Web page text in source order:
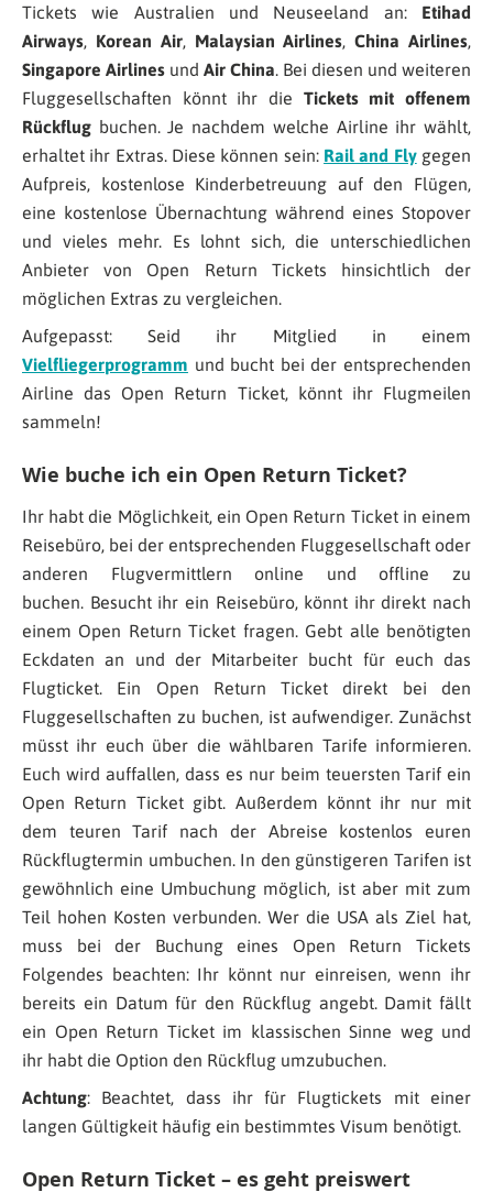
Tickets wie Australien und Neuseeland an: Etihad
Airways, Korean Air, Malaysian Airlines,China Airlines,
Singapore Airlines und Air China. Bei diesen und weiteren
Fluggesellschaften könnt ihr die Tickets mit offenem
Rückflug buchen. Je nachdem welche Airline ihr wählt,
erhaltet ihr Extras. Diese können sein: Rail and Flygegen
Aufpreis, kostenlose Kinderbetreuung auf den Flügen,
eine kostenlose Übernachtung während eines Stopover
und vieles mehr. Es lohnt sich, die unterschiedlichen
Anbieter von Open Return Tickets hinsichtlich der
möglichen Extras zu vergleichen.
Aufgepasst: Seid ihr Mitglied in einem
Vielfliegerprogramm und bucht bei der entsprechenden
Airline das Open Return Ticket, könnt ihr Flugmeilen
sammeln!
Wie buche ich ein Open Return Ticket?
Ihr habt die Möglichkeit, ein Open Return Ticket in einem
Reisebüro, bei der entsprechenden Fluggesellschaft oder
anderen Flugvermittlern online und offline zu
buchen. Besucht ihr ein Reisebüro, könnt ihr direkt nach
einem Open Return Ticket fragen. Gebt alle benötigten
Eckdaten an und der Mitarbeiter bucht für euch das
Flugticket. Ein Open Return Ticket direkt bei den
Fluggesellschaften zu buchen, ist aufwendiger. Zunächst
müsst ihr euch über die wählbaren Tarife informieren.
Euch wird auffallen, dass es nur beim teuersten Tarif ein
Open Return Ticket gibt. Außerdem könnt ihr nur mit
dem teuren Tarif nach der Abreise kostenlos euren
Rückflugtermin umbuchen. In den günstigeren Tarifen ist
gewöhnlich eine Umbuchung möglich, ist aber mit zum
Teil hohen Kosten verbunden. Wer die USA als Ziel hat,
muss bei der Buchung eines Open Return Tickets
Folgendes beachten: Ihr könnt nur einreisen, wenn ihr
bereits ein Datum für den Rückflug angebt. Damit fällt
ein Open Return Ticket im klassischen Sinne weg und
ihr habt die Option den Rückflug umzubuchen.
Achtung: Beachtet, dass ihr für Flugtickets mit einer
langen Gültigkeit häufig ein bestimmtes Visum benötigt.
Open Return Ticket – es geht preiswert